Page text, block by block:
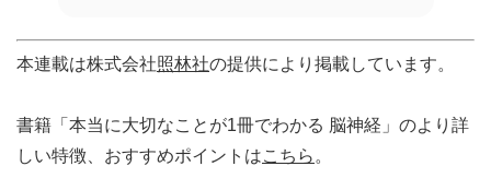
本連載は株式会社照林社の提供により掲載しています。
書籍「本当に大切なことが1冊でわかる 脳神経」のより詳
しい特徴、おすすめポイントはこちら 。